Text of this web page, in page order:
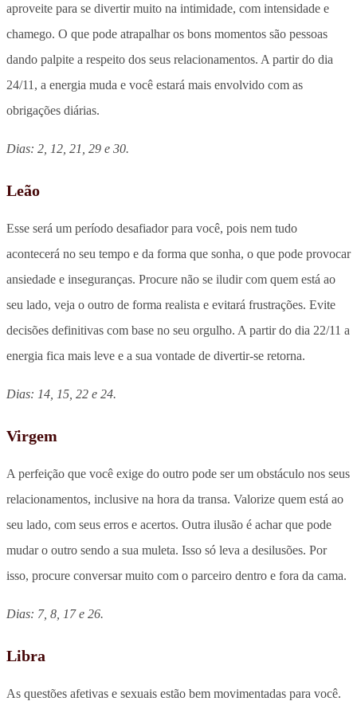
aproveite para se divertir muito na intimidade, com intensidade e
chamego. O que pode atrapalhar os bons momentos são pessoas
dando palpite a respeito dos seus relacionamentos. A partir do dia
24/11, a energia muda e você estará mais envolvido com as
obrigações diárias.
Dias: 2, 12, 21, 29 e 30.
Leão
Esse será um período desafiador para você, pois nem tudo
acontecerá no seu tempo e da forma que sonha, o que pode provocar
ansiedade e inseguranças. Procure não se iludir com quem está ao
seu lado, veja o outro de forma realista e evitará frustrações. Evite
decisões definitivas com base no seu orgulho. A partir do dia 22/11 a
energia fica mais leve e a sua vontade de divertir-se retorna.
Dias: 14, 15, 22 e 24.
Virgem
A perfeição que você exige do outro pode ser um obstáculo nos seus
relacionamentos, inclusive na hora da transa. Valorize quem está ao
seu lado, com seus erros e acertos. Outra ilusão é achar que pode
mudar o outro sendo a sua muleta. Isso só leva a desilusões. Por
isso, procure conversar muito com o parceiro dentro e fora da cama.
Dias: 7, 8, 17 e 26.
Libra
As questões afetivas e sexuais estão bem movimentadas para você.